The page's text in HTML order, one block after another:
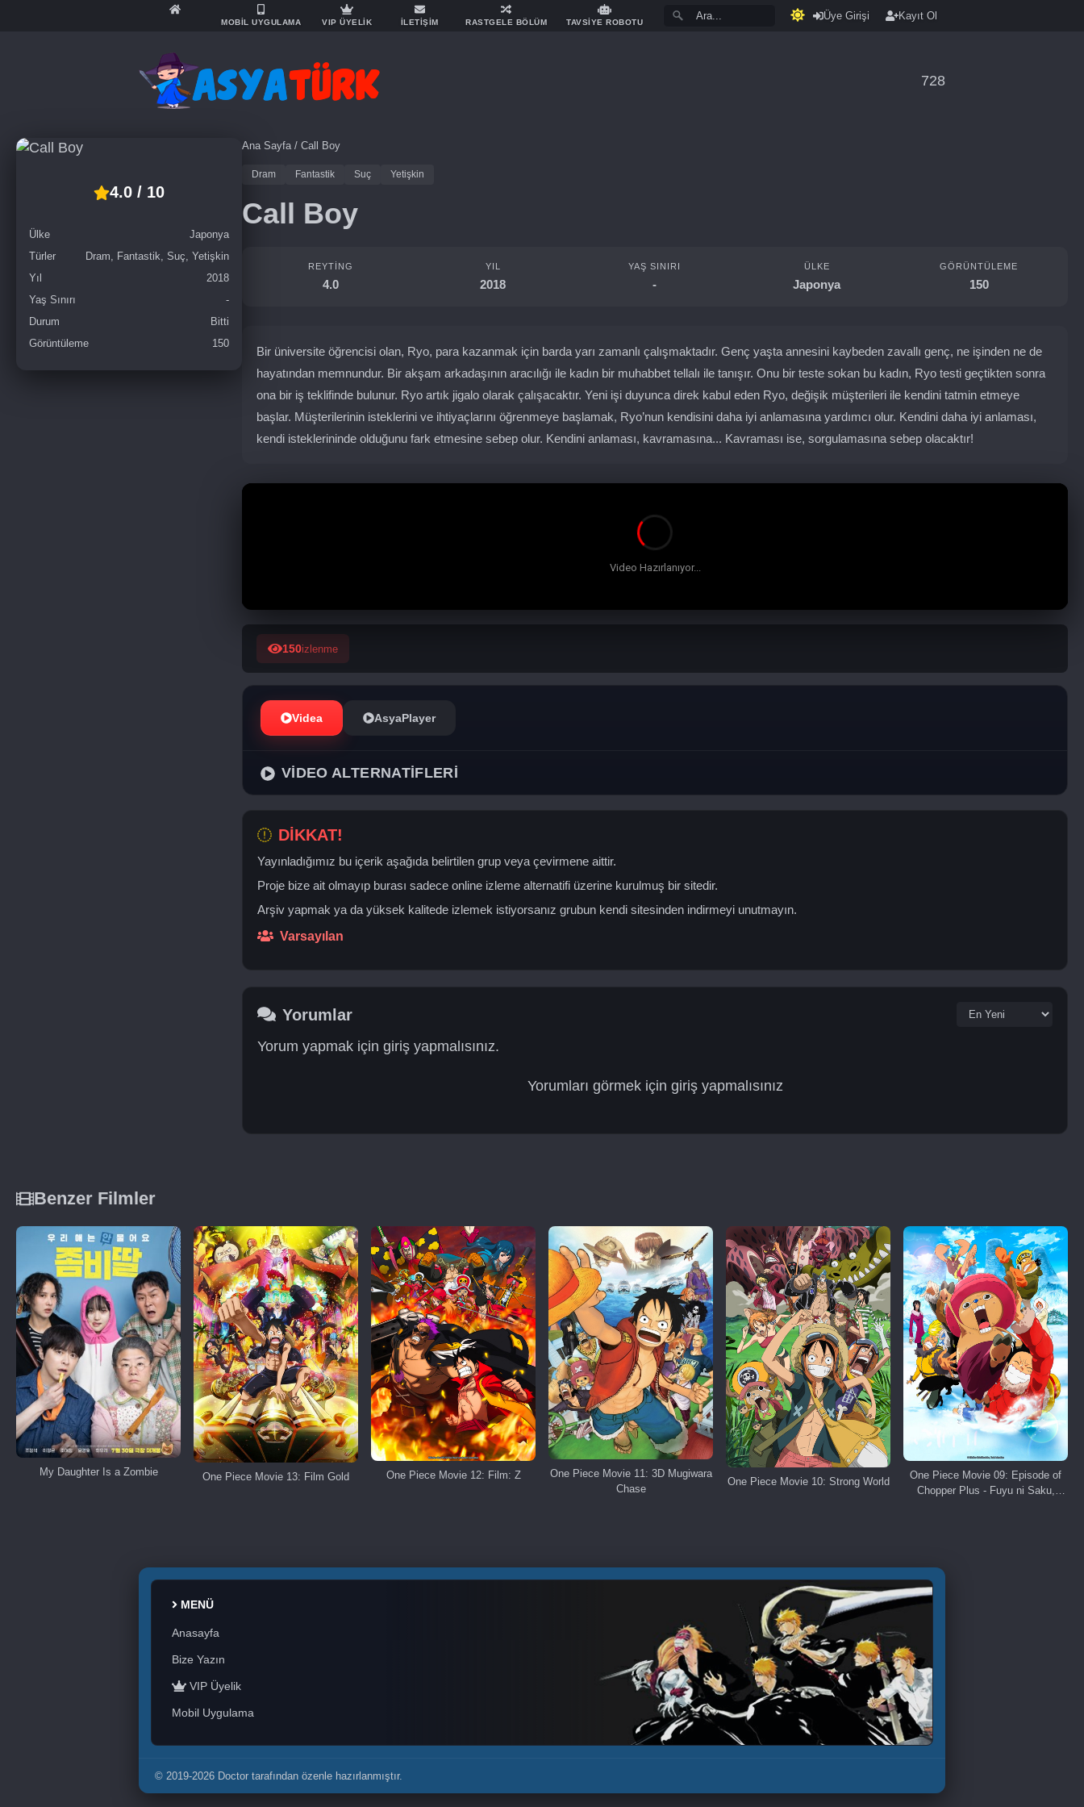
MOBİL UYGULAMA VIP ÜYELİK İLETİŞİM RASTGELE BÖLÜM TAVSİYE ROBOTU
Üye Girişi Kayıt Ol
728
4.0 / 10
Ülke
Japonya
Türler
Dram, Fantastik, Suç, Yetişkin
Yıl
2018
Yaş Sınırı
-
Durum
Bitti
Görüntüleme
150
Ana Sayfa/ Call Boy
Dram Fantastik Suç Yetişkin
Call Boy
REYTING
4.0
YIL
2018
YAŞ SINIRI
-
ÜLKE
Japonya
GÖRÜNTÜLEME
150
Bir üniversite öğrencisi olan, Ryo, para kazanmak için barda yarı zamanlı çalışmaktadır. Genç yaşta annesini kaybeden zavallı genç, ne işinden ne de
hayatından memnundur. Bir akşam arkadaşının aracılığı ile kadın bir muhabbet tellalı ile tanışır. Onu bir teste sokan bu kadın, Ryo testi geçtikten sonra
ona bir iş teklifinde bulunur. Ryo artık jigalo olarak çalışacaktır. Yeni işi duyunca direk kabul eden Ryo, değişik müşterileri ile kendini tatmin etmeye
başlar. Müşterilerinin isteklerini ve ihtiyaçlarını öğrenmeye başlamak, Ryo’nun kendisini daha iyi anlamasına yardımcı olur. Kendini daha iyi anlaması,
kendi isteklerininde olduğunu fark etmesine sebep olur. Kendini anlaması, kavramasına... Kavraması ise, sorgulamasına sebep olacaktır!
150izlenme
Videa AsyaPlayer
VİDEO ALTERNATİFLERİ
DİKKAT!
Yayınladığımız bu içerik aşağıda belirtilen grup veya çevirmene aittir.
Proje bize ait olmayıp burası sadece online izleme alternatifi üzerine kurulmuş bir sitedir.
Arşiv yapmak ya da yüksek kalitede izlemek istiyorsanız grubun kendi sitesinden indirmeyi unutmayın.
Varsayılan
Yorumlar
Yorum yapmak için giriş yapmalısınız.
Yorumları görmek için giriş yapmalısınız
Benzer Filmler
My Daughter Is a Zombie One Piece Movie 13: Film Gold One Piece Movie 12: Film: Z
One Piece Movie 11: 3D Mugiwara
Chase
One Piece Movie 10: Strong World
One Piece Movie 09: Episode of
Chopper Plus - Fuyu ni Saku,
MENÜ
Anasayfa
Bize Yazın
VIP Üyelik
Mobil Uygulama
© 2019-2026 Doctor tarafından özenle hazırlanmıştır.